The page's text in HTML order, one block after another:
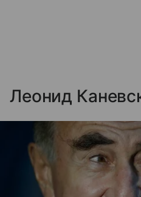
Леонид